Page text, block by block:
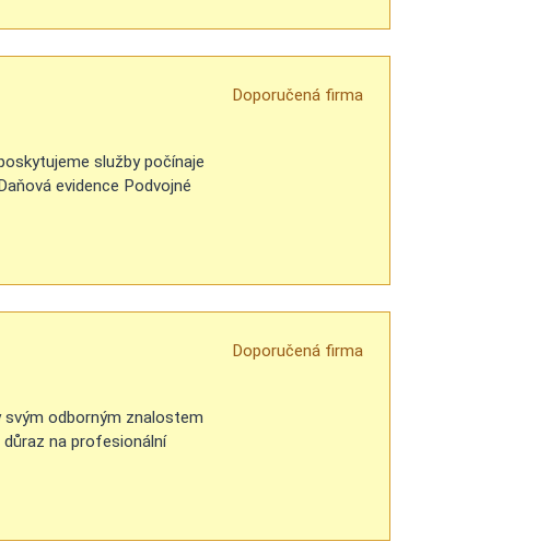
služby počínaje
evidence Podvojné
Doporučená firma
svým odborným znalostem
na profesionální
Doporučená firma